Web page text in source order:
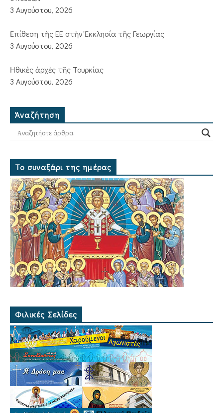
3 Αυγούστου, 2026
Ἐπίθεση τῆς ΕΕ στὴν Ἐκκλησία τῆς Γεωργίας
3 Αυγούστου, 2026
Ἠθικὲς ἀρχὲς τῆς Τουρκίας
3 Αυγούστου, 2026
Ἀναζήτηση
Το συναξάρι της ημέρας
Φιλικές Σελίδες